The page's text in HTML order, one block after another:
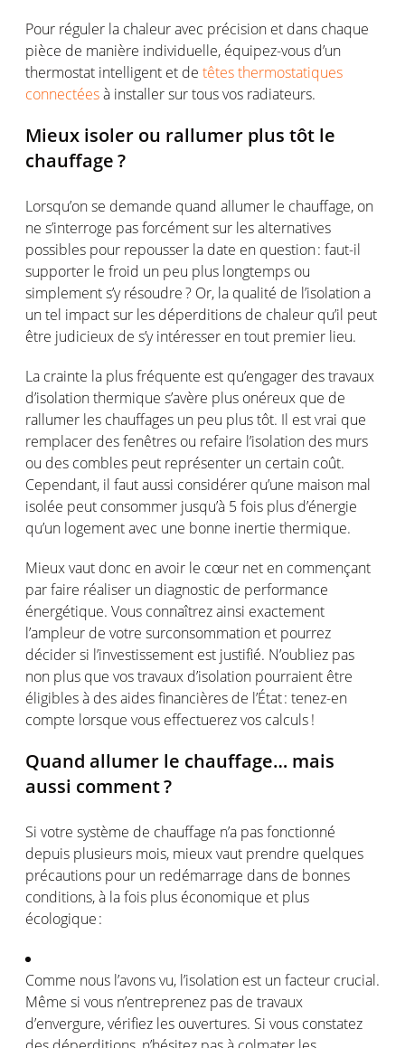
Pour réguler la chaleuravec précision et dans chaque
pièce de manière individuelle, équipez-vous d’un
thermostat intelligent et de têtes thermostatiques
connectéesà installer surtousvos radiateurs.
Mieux isoler ou rallumer plus tôt le
chauffage?
Lorsqu’onse demande quand allumer le chauffage, on
ne s’interroge pasforcémentsur les alternatives
possibles pour repousser la date en question : faut-il
supporter le froid un peu plus longtemps ou
simplements’y résoudre? Or, la qualité de l’isolationa
untel impact sur les déperditions de chaleur qu’il peut
être judicieux de s’y intéresser entout premier lieu.
La crainte la plusfréquente est qu’engager des travaux
d’isolationthermique s’avère plus onéreux que de
rallumer les chauffages un peu plustôt. Il estvrai que
remplacer desfenêtres ou refaire l’isolation des murs
ou des combles peut représenter un certain coût.
Cependant, il fautaussi considérer qu’une maison mal
isolée peut consommer jusqu’à 5fois plus d’énergie
qu’un logementavec une bonne inertie thermique.
Mieuxvaut donc enavoir le cœur net en commençant
par faire réaliser un diagnostic de performance
énergétique. Vous connaîtrezainsi exactement
l’ampleur de votre surconsommation et pourrez
décidersi l’investissement est justifié. N’oubliez pas
non plus que vostravaux d’isolation pourraient être
éligiblesà des aidesfinancières de l’État: tenez-en
compte lorsque vous effectuerezvos calculs!
Quand allumer le chauffage… mais
aussi comment ?
Si votre système de chauffage n’a pasfonctionné
depuis plusieurs mois, mieuxvaut prendre quelques
précautions pour un redémarrage dans de bonnes
conditions, à lafois plus économique et plus
écologique:
Comme nous l’avonsvu, l’isolation est unfacteur crucial.
Même si vous n’entreprenez pas de travaux
d’envergure,vérifiez les ouvertures. Si vous constatez